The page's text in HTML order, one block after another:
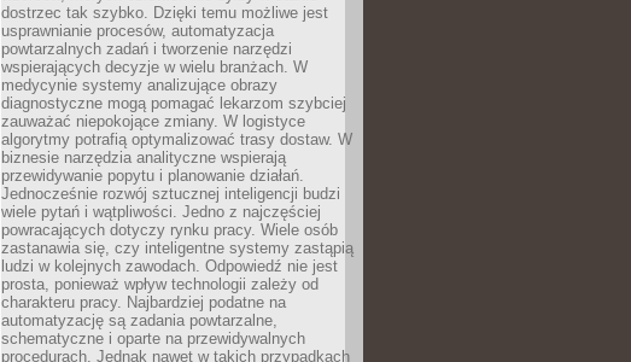
dostrzec tak szybko. Dzięki temu możliwe jest
usprawnianie procesów, automatyzacja
powtarzalnych zadań i tworzenie narzędzi
wspierających decyzje w wielu branżach. W
medycynie systemy analizujące obrazy
diagnostyczne mogą pomagać lekarzom szybciej
zauważać niepokojące zmiany. W logistyce
algorytmy potrafią optymalizować trasy dostaw. W
biznesie narzędzia analityczne wspierają
przewidywanie popytu i planowanie działań.
Jednocześnie rozwój sztucznej inteligencji budzi
wiele pytań i wątpliwości. Jedno z najczęściej
powracających dotyczy rynku pracy. Wiele osób
zastanawia się, czy inteligentne systemy zastąpią
ludzi w kolejnych zawodach. Odpowiedź nie jest
prosta, ponieważ wpływ technologii zależy od
charakteru pracy. Najbardziej podatne na
automatyzację są zadania powtarzalne,
schematyczne i oparte na przewidywalnych
procedurach. Jednak nawet w takich przypadkach